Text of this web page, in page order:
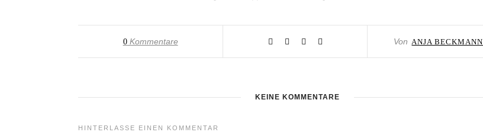
0Kommentare Von ANJA BECKMANN
KEINE KOMMENTARE
HINTERLASSE EINEN KOMMENTAR